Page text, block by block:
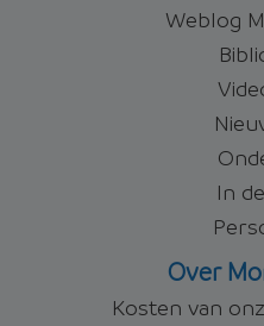
Weblog
In
Over
Kosten van